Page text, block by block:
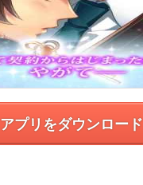
アプリをダウンロード